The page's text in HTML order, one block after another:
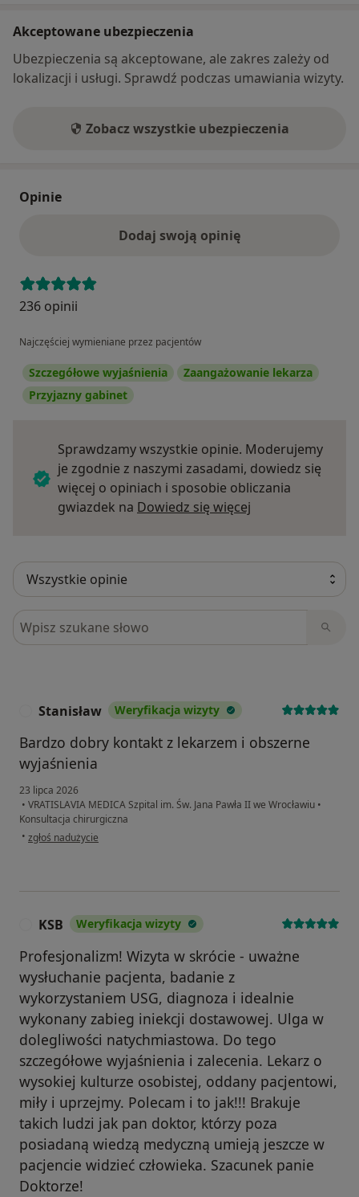
Akceptowane ubezpieczenia
Ubezpieczenia są akceptowane, ale zakres zależy od
lokalizacji i usługi. Sprawdź podczas umawiania wizyty.
Zobacz wszystkie ubezpieczenia
Opinie
Dodaj swoją opinię
236 opinii
Najczęściej wymieniane przez pacjentów
Szczegółowe wyjaśnienia
Zaangażowanie lekarza
Przyjazny gabinet
Sprawdzamy wszystkie opinie. Moderujemy
je zgodnie z naszymi zasadami, dowiedz się
więcej o opiniach i sposobie obliczania
gwiazdek na Dowiedz się więcej
Szukaj w opiniach
Stanisław Weryfikacja wizyty
Bardzo dobry kontakt z lekarzem i obszerne
wyjaśnienia
23 lipca 2026
• VRATISLAVIA MEDICA Szpital im. Św. Jana Pawła II we Wrocławiu •
Konsultacja chirurgiczna
• w opinii użytkownika Stanisław
zgłoś nadużycie
KSB Weryfikacja wizyty
Profesjonalizm! Wizyta w skrócie - uważne
wysłuchanie pacjenta, badanie z
wykorzystaniem USG, diagnoza i idealnie
wykonany zabieg iniekcji dostawowej. Ulga w
dolegliwości natychmiastowa. Do tego
szczegółowe wyjaśnienia i zalecenia. Lekarz o
wysokiej kulturze osobistej, oddany pacjentowi,
miły i uprzejmy. Polecam i to jak!!! Brakuje
takich ludzi jak pan doktor, którzy poza
posiadaną wiedzą medyczną umieją jeszcze w
pacjencie widzieć człowieka. Szacunek panie
Doktorze!